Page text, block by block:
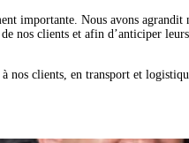
importante. Nous avons
nos clients et afin d’anticiper
clients, en transport et